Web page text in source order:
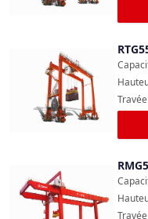
Comparer
Comparer